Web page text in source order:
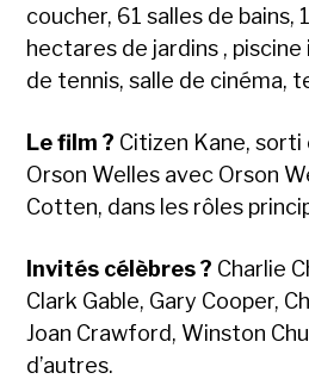
coucher, 61 salles de bains,
hectares de jardins ,
de tennis, salle de cinéma,
Le film ? Citizen Kane, sorti
Orson Welles avec Orson
Cotten, dans les rôles
Invités célèbres ? Charlie
Clark Gable, Gary Cooper,
Joan Crawford, Winston
d’autres.